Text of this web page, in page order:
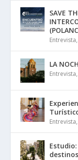
SAVE
Entrevista,
LA
Entrevista,
Entrevista,